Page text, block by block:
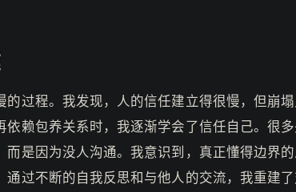
的过程。我发现，人的信任建立得很慢，但崩
依赖包养关系时，我逐渐学会了信任自己。很
是因为没人沟通。我意识到，真正懂得边界的
通过不断的自我反思和与他人的交流，我重建了